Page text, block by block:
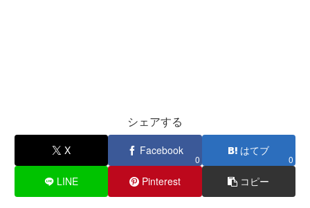
シェアする
X Facebook
0
はてブ
0
LINE Pinterest コピー